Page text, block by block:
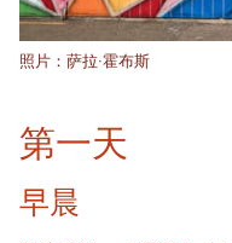
照片：萨拉·霍布斯
第一天
早晨